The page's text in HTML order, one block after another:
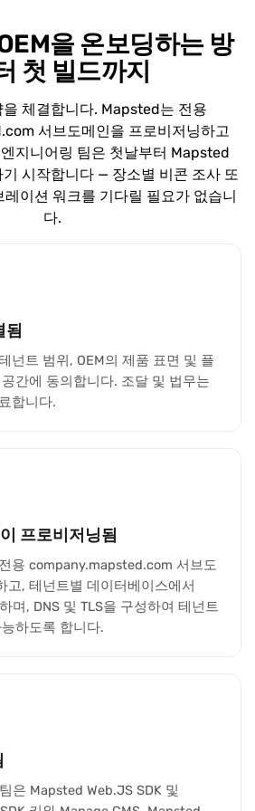
을 온보딩하는 방
첫 빌드까지
체결합니다. Mapsted는 전용
서브도메인을 프로비저닝하고
지니어링 팀은 첫날부터 Mapsted
시작합니다 — 장소별 비콘 조사 또
이션 워크를 기다릴 필요가 없습니
다.
됨
넌트 범위, OEM의 제품 표면 및 플
간에 동의합니다. 조달 및 법무는
합니다.
프로비저닝됨
용 company.mapsted.com 서브도
고, 테넌트별 데이터베이스에서
며, DNS 및 TLS을 구성하여 테넌트
하도록 합니다.
은 Mapsted Web.JS SDK 및